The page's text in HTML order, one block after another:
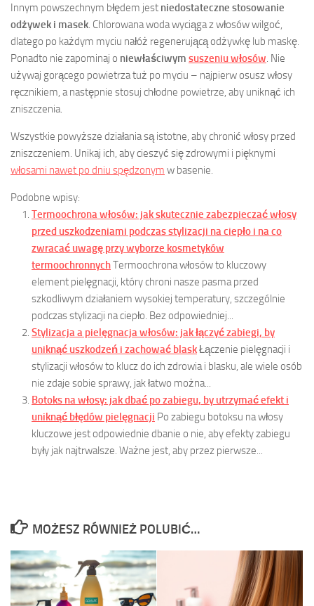
Innym powszechnym błędem jest niedostateczne stosowanie
odżywek i masek. Chlorowana woda wyciąga z włosów wilgoć,
dlatego po każdym myciu nałóż regenerującą odżywkę lub maskę.
Ponadto nie zapominaj o niewłaściwym suszeniu włosów. Nie
używaj gorącego powietrza tuż po myciu – najpierw osusz włosy
ręcznikiem, a następnie stosuj chłodne powietrze, aby uniknąć ich
zniszczenia.
Wszystkie powyższe działania są istotne, aby chronić włosy przed
zniszczeniem. Unikaj ich, aby cieszyć się zdrowymi i pięknymi
włosami nawet po dniu spędzonym w basenie.
Podobne wpisy:
Termoochrona włosów: jak skutecznie zabezpieczać włosy
przed uszkodzeniami podczas stylizacji na ciepło i na co
zwracać uwagę przy wyborze kosmetyków
termoochronnychTermoochrona włosów to kluczowy
element pielęgnacji, który chroni nasze pasma przed
szkodliwym działaniem wysokiej temperatury, szczególnie
podczas stylizacji na ciepło. Bez odpowiedniej...
Stylizacja a pielęgnacja włosów: jak łączyć zabiegi, by
uniknąć uszkodzeń i zachować blaskŁączenie pielęgnacji i
stylizacji włosów to klucz do ich zdrowia i blasku, ale wiele osób
nie zdaje sobie sprawy, jak łatwo można...
Botoks na włosy: jak dbać po zabiegu, by utrzymać efekt i
uniknąć błędów pielęgnacji Po zabiegu botoksu na włosy
kluczowe jest odpowiednie dbanie o nie, aby efekty zabiegu
były jak najtrwalsze. Ważne jest, aby przez pierwsze...
MOŻESZ RÓWNIEŻ POLUBIĆ…